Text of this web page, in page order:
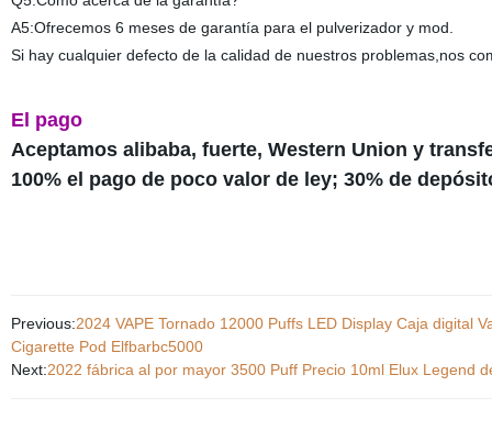
A5:Ofrecemos 6 meses de garantía para el pulverizador y mod.
Si hay cualquier defecto de la calidad de nuestros problemas,nos
El pago
Aceptamos alibaba, fuerte, Western Union y
100% el pago de poco valor de ley; 30% de
Previous:2024 VAPE Tornado 12000 Puffs LED Display Caja digital
Cigarette Pod Elfbarbc5000
Next:2022 fábrica al por mayor 3500 Puff Precio 10ml Elux Legend